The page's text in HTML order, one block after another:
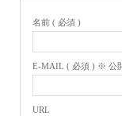
名前 ( 必須 )
E-MAIL ( 必須 ) ※ 公
URL